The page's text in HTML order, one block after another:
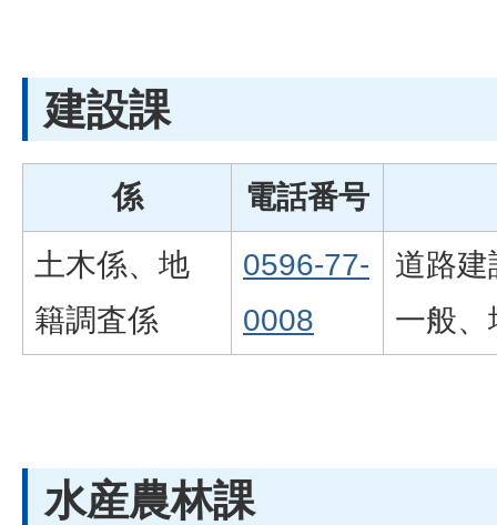
建設課
係
電話番号
土木係、地
籍調査係
0596-77-
0008
道路
一般、
水産農林課